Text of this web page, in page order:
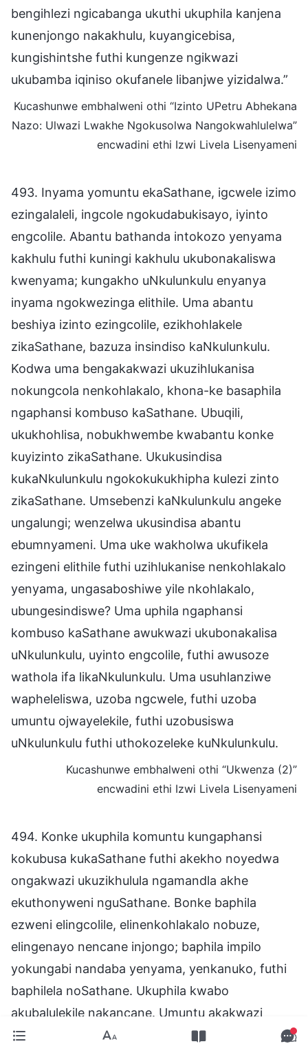
bengihlezi ngicabanga ukuthi ukuphila kanjena
kunenjongo nakakhulu, kuyangicebisa,
kungishintshe futhi kungenze ngikwazi
ukubamba iqiniso okufanele libanjwe yizidalwa.”
Kucashunwe embhalweni othi “Izinto UPetru Abhekana
Nazo: Ulwazi Lwakhe Ngokusolwa Nangokwahlulelwa”
encwadini ethi Izwi Livela Lisenyameni
493. Inyama yomuntu ekaSathane, igcwele izimo
ezingalaleli, ingcole ngokudabukisayo, iyinto
engcolile. Abantu bathanda intokozo yenyama
kakhulu futhi kuningi kakhulu ukubonakaliswa
kwenyama; kungakho uNkulunkulu enyanya
inyama ngokwezinga elithile. Uma abantu
beshiya izinto ezingcolile, ezikhohlakele
zikaSathane, bazuza insindiso kaNkulunkulu.
Kodwa uma bengakakwazi ukuzihlukanisa
nokungcola nenkohlakalo, khona-ke basaphila
ngaphansi kombuso kaSathane. Ubuqili,
ukukhohlisa, nobukhwembe kwabantu konke
kuyizinto zikaSathane. Ukukusindisa
kukaNkulunkulu ngokokukukhipha kulezi zinto
zikaSathane. Umsebenzi kaNkulunkulu angeke
ungalungi; wenzelwa ukusindisa abantu
ebumnyameni. Uma uke wakholwa ukufikela
ezingeni elithile futhi uzihlukanise nenkohlakalo
yenyama, ungasaboshiwe yile nkohlakalo,
ubungesindiswe? Uma uphila ngaphansi
kombuso kaSathane awukwazi ukubonakalisa
uNkulunkulu, uyinto engcolile, futhi awusoze
wathola ifa likaNkulunkulu. Uma usuhlanziwe
wapheleliswa, uzoba ngcwele, futhi uzoba
umuntu ojwayelekile, futhi uzobusiswa
uNkulunkulu futhi uthokozeleke kuNkulunkulu.
Kucashunwe embhalweni othi “Ukwenza (2)”
encwadini ethi Izwi Livela Lisenyameni
494. Konke ukuphila komuntu kungaphansi
kokubusa kukaSathane futhi akekho noyedwa
ongakwazi ukuzikhulula ngamandla akhe
ekuthonyweni nguSathane. Bonke baphila
ezweni elingcolile, elinenkohlakalo nobuze,
elingenayo nencane injongo; baphila impilo
yokungabi nandaba yenyama, yenkanuko, futhi
baphilela noSathane. Ukuphila kwabo
akubalulekile nakancane. Umuntu akakwazi
ukuzitholela yena iqiniso eliyomkhulula ethonyeni